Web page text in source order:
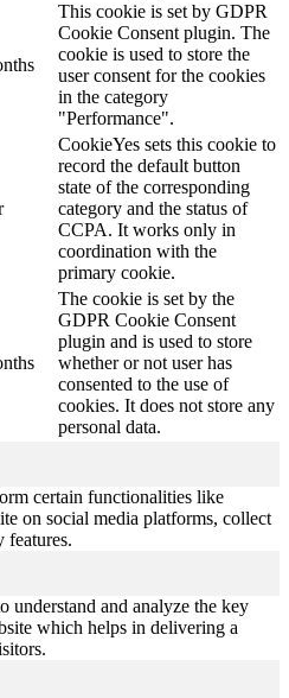
This cookie is set by GDPR
Cookie Consent plugin. The
cookie is used to store the
user consent for the cookies
in the category
"Performance".
CookieYes sets this cookie to
record the default button
state of the corresponding
category and the status of
CCPA. It works only in
coordination with the
primary cookie.
The cookie is set by the
GDPR Cookie Consent
plugin and is used to store
whether or not user has
consented to the use of
cookies. It does not store any
personal data.
certain functionalities like
on social media platforms, collect
features.
understand and analyze the key
which helps in delivering a